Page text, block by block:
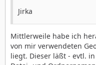
Jirka
Mittlerweile habe ich
von mir verwendeten
liegt. Dieser läßt - evtl.